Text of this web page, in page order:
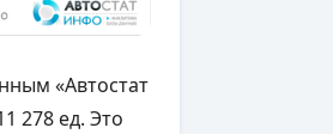
«Автостат
278 ед. Это